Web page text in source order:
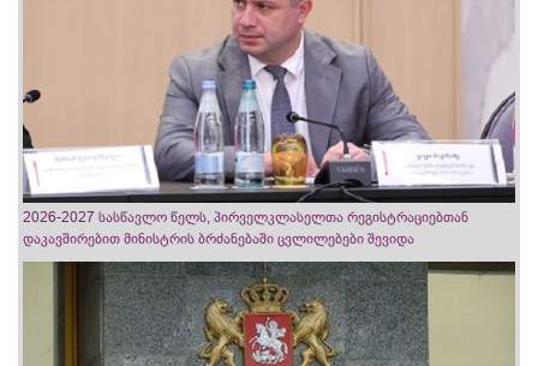
2026-2027 სასწავლო წელს, პირველკლასელთა რეგისტრაციებთან
დაკავშირებით მინისტრის ბრძანებაში ცვლილებები შევიდა